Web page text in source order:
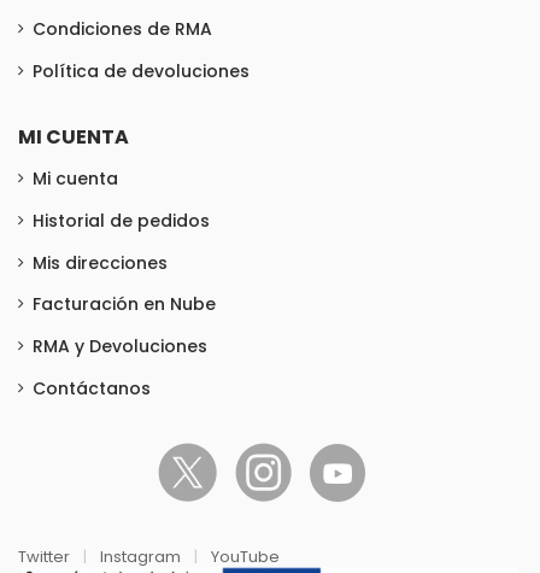
Condiciones de RMA
Política de devoluciones
MI CUENTA
Mi cuenta
Historial de pedidos
Mis direcciones
Facturación en Nube
RMA y Devoluciones
Contáctanos
Twitter | Instagram | YouTube